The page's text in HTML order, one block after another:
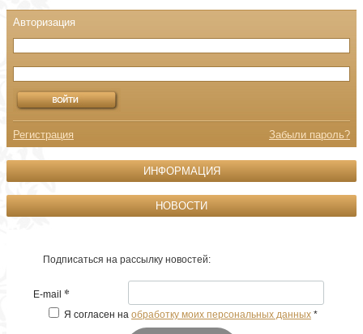
Регистрация Забыли пароль?
ИНФОРМАЦИЯ
НОВОСТИ
Подписаться на рассылку новостей:
E-mail *
Я согласен на обработку моих персональных данных *